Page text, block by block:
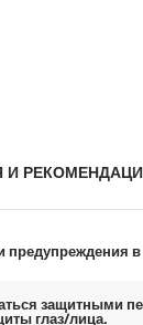
И
в
защитными
глаз/лица.